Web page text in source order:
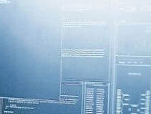
Expert IT en Cybersécurité et
Spécialisé en Conception et
– Chargé de
Bac — Technicien Support IT
Exploitation
Analyste